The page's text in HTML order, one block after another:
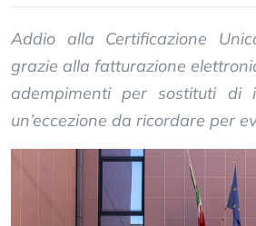
Addio alla Certificazione
grazie alla fatturazione
adempimenti per sostituti di
un’eccezione da ricordare per